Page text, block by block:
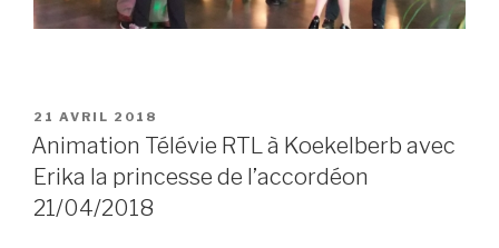
POSTED
ON
21 AVRIL 2018
Animation Télévie RTL à Koekelberb avec
Erika la princesse de l’accordéon
21/04/2018